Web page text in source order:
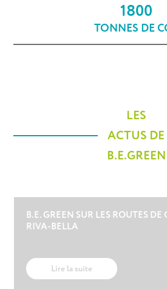
1800
TONNES DE
LES
ACTUS DE
B.E.GREEN
B.E. GREEN SUR LES ROUTES
RIVA-BELLA
Lire la suite